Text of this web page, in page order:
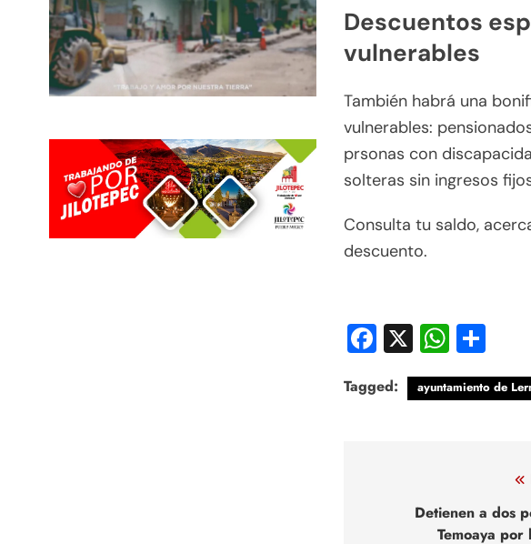
Descuentos
vulnerables
También habrá una
vulnerables:
prsonas con
solteras sin ingresos
Consulta tu saldo,
descuento.
Facebook
X
Tagged: ayuntamiento de
Detienen a dos
Temoaya por